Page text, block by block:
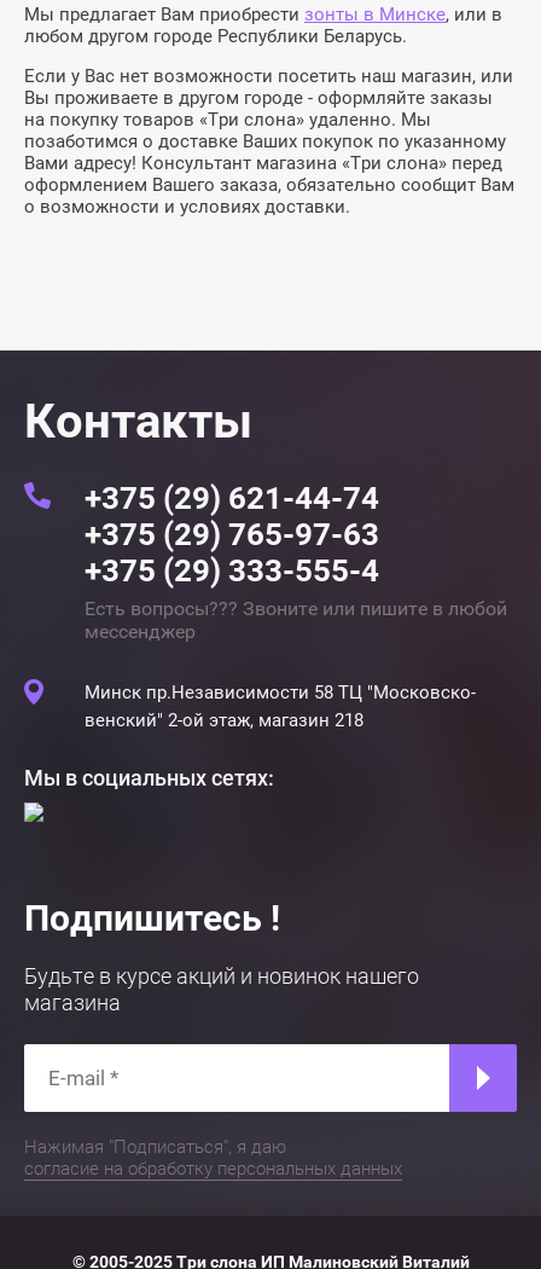
Мы предлагает Вам приобрести зонты в Минске, или в
любом другом городе Республики Беларусь.
Если у Вас нет возможности посетить наш магазин, или
Вы проживаете в другом городе - оформляйте заказы
на покупку товаров «Три слона» удаленно. Мы
позаботимся о доставке Ваших покупок по указанному
Вами адресу! Консультант магазина «Три слона» перед
оформлением Вашего заказа, обязательно сообщит Вам
о возможности и условиях доставки.
Подпишитесь !
Будьте в курсе акций и новинок нашего
магазина
Нажимая "Подписаться", я даю
согласие на обработку персональных данных
Контакты
+375 (29) 621-44-74
+375 (29) 765-97-63
+375 (29) 333-555-4
Есть вопросы??? Звоните или пишите в любой
мессенджер
Минск пр.Независимости 58 ТЦ "Московско-
венский" 2-ой этаж, магазин 218
Мы в социальных сетях:
© 2005-2025 Три слона ИП Малиновский Виталий